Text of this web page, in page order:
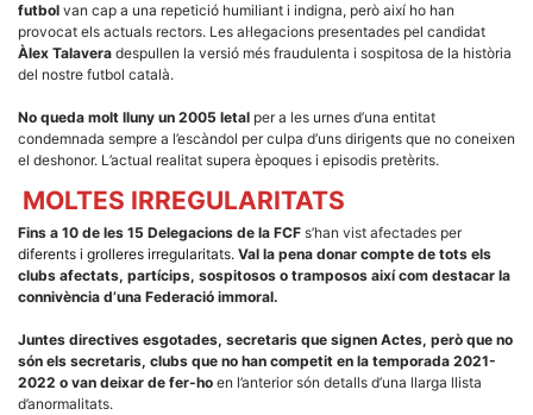
futbol van cap a una repetició humiliant i indigna, però així ho han
provocat els actuals rectors. Les al·legacions presentades pel candidat
Àlex Talavera despullen la versió més fraudulenta i sospitosa de la història
del nostre futbol català.
No queda molt lluny un 2005 letal per a les urnes d’una entitat
condemnada sempre a l’escàndol per culpa d’uns dirigents que no coneixen
el deshonor. L’actual realitat supera èpoques i episodis pretèrits.
MOLTES IRREGULARITATS
Fins a 10 de les 15 Delegacions de la FCF s’han vist afectades per
diferents i grolleres irregularitats. Val la pena donar compte de tots els
clubs afectats, partícips, sospitosos o tramposos així com destacar la
connivència d’una Federació immoral.
Juntes directives esgotades, secretaris que signen Actes, però que no
són els secretaris, clubs que no han competit en la temporada 2021-
2022 o van deixar de fer-ho en l’anterior són detalls d’una llarga llista
d’anormalitats.
Estadístiques
Recopilem
anònima d'ús
del lloc web
per a millorar
la funcionalitat
i la seva
estructura.
Experiència
components
tècnics del
nostre lloc web
emmagatzemen